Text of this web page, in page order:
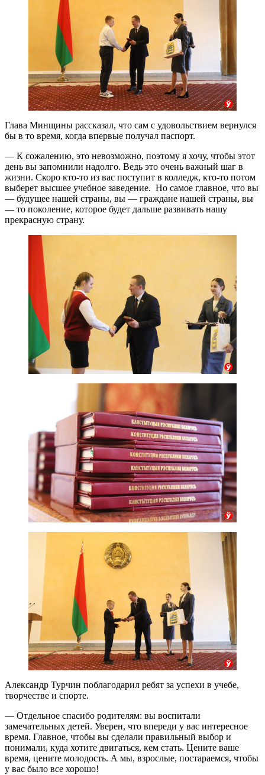
Глава Минщины рассказал, что сам с удовольствием вернулся
бы в то время, когда впервые получал паспорт.
— К сожалению, это невозможно, поэтому я хочу, чтобы этот
день вы запомнили надолго. Ведь это очень важный шаг в
жизни. Скоро кто-то из вас поступит в колледж, кто-то потом
выберет высшее учебное заведение. Но самое главное, что вы
— будущее нашей страны, вы — граждане нашей страны, вы
— то поколение, которое будет дальше развивать нашу
прекрасную страну.
Александр Турчин поблагодарил ребят за успехи в учебе,
творчестве и спорте.
— Отдельное спасибо родителям: вы воспитали
замечательных детей. Уверен, что впереди у вас интересное
время. Главное, чтобы вы сделали правильный выбор и
понимали, куда хотите двигаться, кем стать. Цените ваше
время, цените молодость. А мы, взрослые, постараемся, чтобы
у вас было все хорошо!